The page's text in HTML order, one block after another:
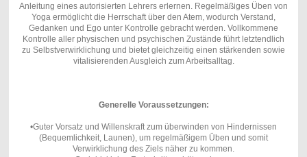
Anleitung eines autorisierten Lehrers erlernen. Regelmäßiges Üben von
Yoga ermöglicht die Herrschaft über den Atem, wodurch Verstand,
Gedanken und Ego unter Kontrolle gebracht werden. Vollkommene
Kontrolle aller physischen und psychischen Zustände führt letztendlich
zu Selbstverwirklichung und bietet gleichzeitig einen stärkenden sowie
vitalisierenden Ausgleich zum Arbeitsalltag.
Generelle Voraussetzungen:
•Guter Vorsatz und Willenskraft zum überwinden von Hindernissen
(Bequemlichkeit, Launen), um regelmäßigem Üben und somit
Verwirklichung des Ziels näher zu kommen.